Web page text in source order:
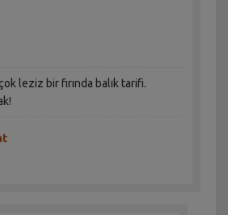
leziz bir fırında balık tarifi.